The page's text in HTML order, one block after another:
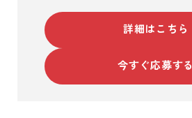
詳細はこちら
今すぐ応募する